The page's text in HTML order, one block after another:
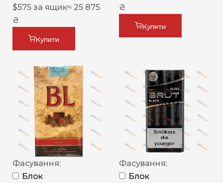
$575 за ящик≈ 25 875
₴
Купити
₴
Купити
Фасування:
Блок
Фасування:
Блок